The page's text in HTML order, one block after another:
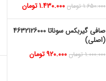
1.650.000 تومان 1.430.000تومان
صافی گیربکس سوناتا 4632126000
(اصلی)
1.000.000 تومان 920.000تومان